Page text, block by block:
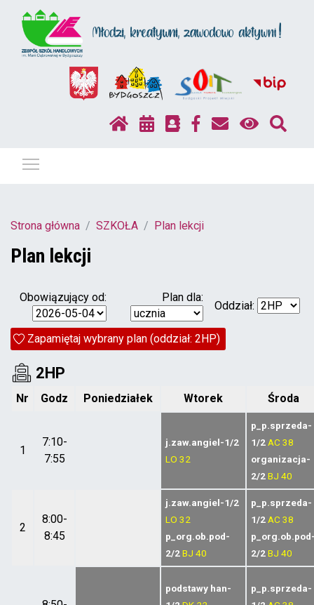
Strona główna SZKOŁA Plan lekcji
Plan lekcji
Obowiązujący od: Plan dla:
Oddział:
Zapamiętaj wybrany plan (oddział: 2HP)
2HP
Nr Godz Poniedziałek Wtorek Środa
1
7:10-
7:55
j.zaw.angiel-1/2
LO 32
p_p.sprzeda-
1/2 AC 38
organizacja-
2/2BJ 40
2
8:00-
8:45
j.zaw.angiel-1/2
LO 32
p_org.ob.pod-
2/2BJ 40
p_p.sprzeda-
1/2 AC 38
2/2BJ 40
podstawy han-
p_p.sprzeda-